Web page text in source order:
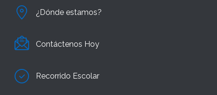
¿Dónde estamos?
Contáctenos Hoy
Recorrido Escolar